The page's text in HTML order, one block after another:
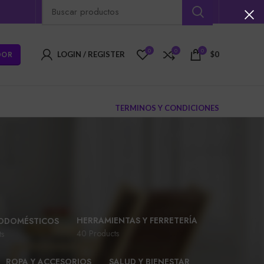
LOGIN / REGISTER 0 0 0 $0
TERMINOS Y CONDICIONES
HERRAMIENTAS Y FERRETERÍA
40 Products
ROPA Y ACCESORIOS SALUD Y BIENESTAR